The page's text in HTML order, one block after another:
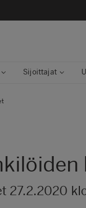
Sijoittajat
27.2.2020